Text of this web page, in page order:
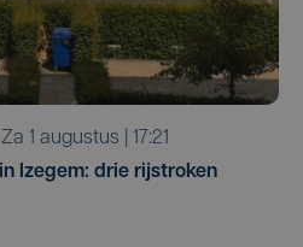
za 1 augustus | 17:21
Izegem: drie rijstroken